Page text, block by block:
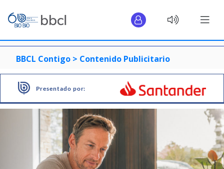
BBCL Contigo > Contenido Publicitario
Presentado por: